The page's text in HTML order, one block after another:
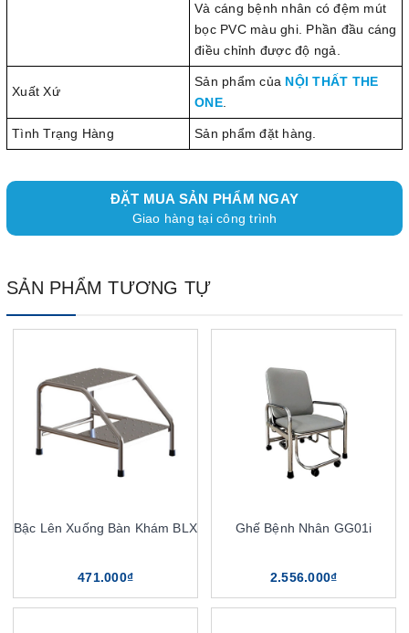
Và cáng bệnh nhân có đệm mút
bọc PVC màu ghi. Phần đầu cáng
điều chỉnh được độ ngả.
Xuất Xứ
Sản phẩm của NỘI THẤT THE
ONE.
Tình Trạng Hàng Sản phẩm đặt hàng.
ĐẶT MUA SẢN PHẨM NGAY
Giao hàng tại công trình
SẢN PHẨM TƯƠNG TỰ
Bậc Lên Xuống Bàn Khám BLX
471.000₫
Ghế Bệnh Nhân GG01i
2.556.000₫